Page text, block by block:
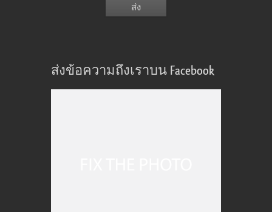
ส่งข้อความถึงเราบน Facebook